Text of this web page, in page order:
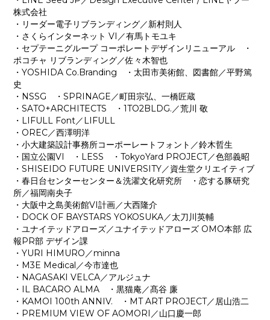
株式会社
・リーダー電子リブランディング／新村則人
・さくらインターネット VI／有馬トモユキ
・セプテーニグループ コーポレートデザインリニューアル ・
ポコチャ リブランディング／佐々木智也
・YOSHIDA Co.Branding ・太田市美術館、図書館／平野篤
史
・NSSG ・SPRINAGE／町田宗弘、一橋匠蔵
・SATO+ARCHITECTS ・1TO2BLDG.／荒川 敬
・LIFULL Font／LIFULL
・OREC／⻄澤明洋
・小大建築設計事務所コーポーレートフォント／鈴木哲生
・国立公園VI ・LESS ・TokyoYard PROJECT／色部義昭
・SHISEIDO FUTURE UNIVERSITY／資生堂クリエイティブ
・春日台センターセンター＆洗濯文化研究所 ・恋する豚研究
所／福岡南央子
・大阪中之島美術館VI計画／大西隆介
・DOCK OF BAYSTARS YOKOSUKA／太刀川英輔
・ユナイテッドアローズ／ユナイテッドアローズ OMO本部 広
報PR部 デザイン課
・YURI HIMURO／minna
・M3E Medical／今市達也
・NAGASAKI VELCA／アルジュナ
・IL BACARO ALMA ・黒猫庵／髙谷 廉
・KAMOI 100th ANNIV. ・MT ART PROJECT／居山浩二
・PREMIUM VIEW OF AOMORI／山口慶一郎